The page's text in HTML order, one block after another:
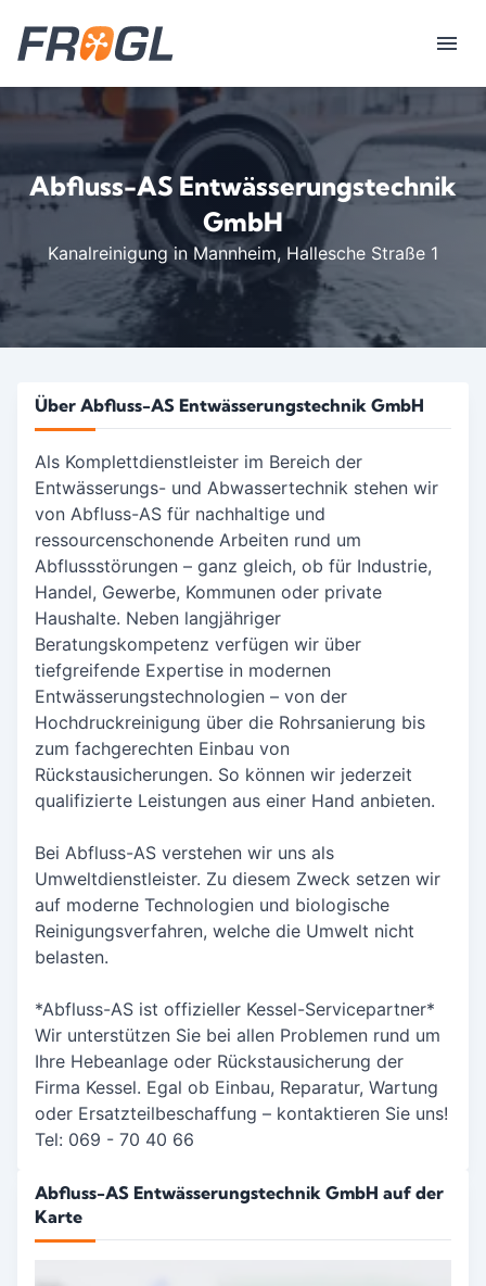
Abfluss-AS Entwässerungstechnik
GmbH
Kanalreinigung in Mannheim, Hallesche Straße 1
Über Abfluss-AS Entwässerungstechnik GmbH
Als Komplettdienstleister im Bereich der
Entwässerungs- und Abwassertechnik stehen wir
von Abfluss-AS für nachhaltige und
ressourcenschonende Arbeiten rund um
Abflussstörungen – ganz gleich, ob für Industrie,
Handel, Gewerbe, Kommunen oder private
Haushalte. Neben langjähriger
Beratungskompetenz verfügen wir über
tiefgreifende Expertise in modernen
Entwässerungstechnologien – von der
Hochdruckreinigung über die Rohrsanierung bis
zum fachgerechten Einbau von
Rückstausicherungen. So können wir jederzeit
qualifizierte Leistungen aus einer Hand anbieten.
Bei Abfluss-AS verstehen wir uns als
Umweltdienstleister. Zu diesem Zweck setzen wir
auf moderne Technologien und biologische
Reinigungsverfahren, welche die Umwelt nicht
belasten.
*Abfluss-AS ist offizieller Kessel-Servicepartner*
Wir unterstützen Sie bei allen Problemen rund um
Ihre Hebeanlage oder Rückstausicherung der
Firma Kessel. Egal ob Einbau, Reparatur, Wartung
oder Ersatzteilbeschaffung – kontaktieren Sie uns!
Tel: 069 - 70 40 66
Abfluss-AS Entwässerungstechnik GmbH auf der
Karte